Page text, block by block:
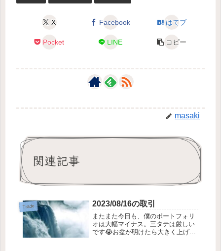
X Facebook はてブ
Pocket LINE コピー
masaki
関連記事
Trade 2023/08/16の取引
またまた今日も、僕のポートフォリ
オは大幅マイナス。三タテは厳しい
です😭お盆が明けたら大きく上げる